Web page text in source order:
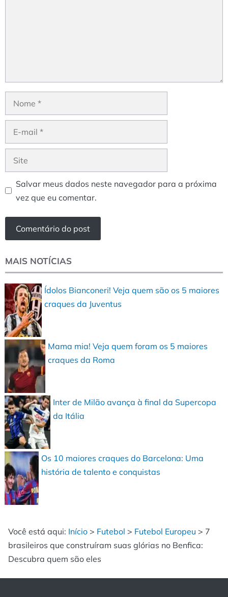
Salvar meus dados neste navegador para a próxima
vez que eu comentar.
MAIS NOTÍCIAS
Ídolos Bianconeri! Veja quem são os 5 maiores
craques da Juventus
Mama mia! Veja quem foram os 5 maiores
craques da Roma
Inter de Milão avança à final da Supercopa
da Itália
Os 10 maiores craques do Barcelona: Uma
história de talento e conquistas
Você está aqui: Início > Futebol > Futebol Europeu > 7
brasileiros que construíram suas glórias no Benfica:
Descubra quem são eles